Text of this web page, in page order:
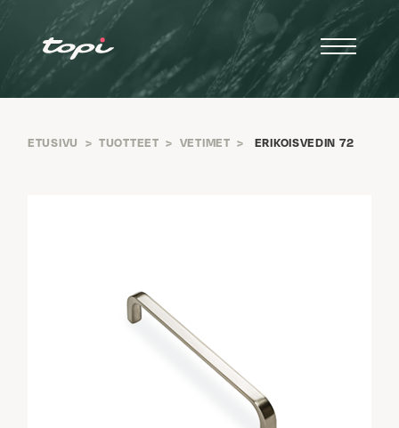
ETUSIVU > TUOTTEET > VETIMET > ERIKOISVEDIN 72